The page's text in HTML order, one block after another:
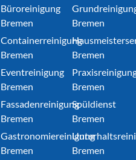
Büroreinigung
Bremen
Containerreinigung
Bremen
Eventreinigung
Bremen
Fassadenreinigung
Bremen
Gastronomiereinigung
Bremen
Bremen
Bremen
Bremen
Spüldienst
Bremen
Bremen